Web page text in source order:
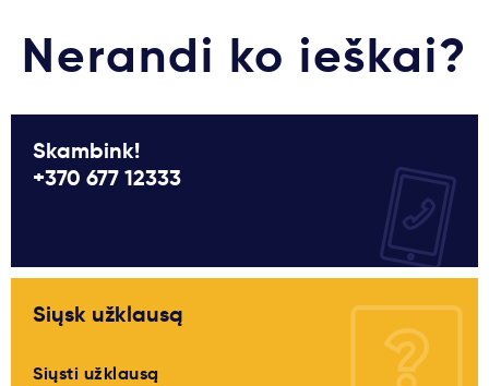
Nerandi ko ieškai?
Skambink!
+370 677 12333
Siųsk užklausą
Siųsti užklausą